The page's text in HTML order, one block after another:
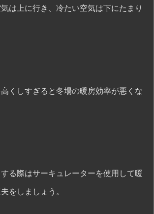
は上に行き、冷たい空気は下にたまり
くしすぎると冬場の暖房効率が悪くな
る際はサーキュレーターを使用して暖
をしましょう。